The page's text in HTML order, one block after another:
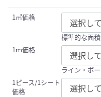
1㎡価格
標準的な面
1ｍ価格
ライン・ボ
1ピース/1シート
価格